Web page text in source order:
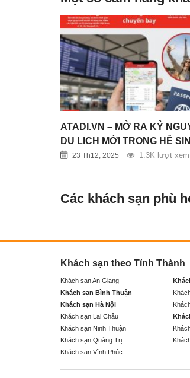
ATADI.VN – MỞ RA KỶ
DU LỊCH MỚI TRONG HỆ
THÁI VNTRIP
23 Th12, 2025 1.3K lượt xem
Các khách sạn phù
Khách sạn theo Tỉnh Thành
Khách sạn An Giang
Khách sạn Bình Thuận
Khách sạn Hà Nội
Khách sạn Lai Châu
Khách sạn Ninh Thuận
Khách sạn Quảng Trị
Khách sạn Vĩnh Phúc